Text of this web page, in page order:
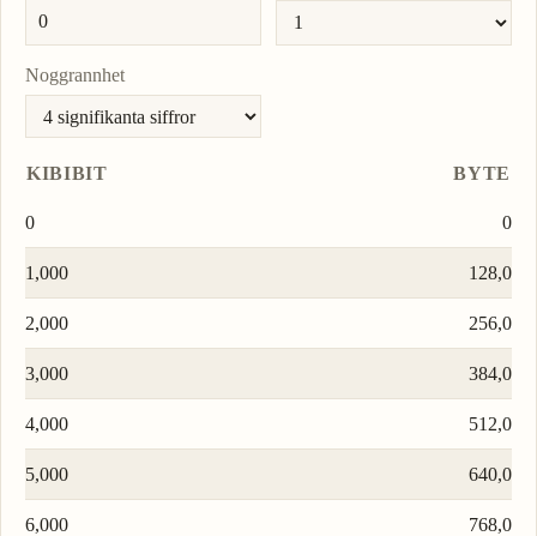
Noggrannhet
KIBIBIT BYTE
0 0
1,000 128,0
2,000 256,0
3,000 384,0
4,000 512,0
5,000 640,0
6,000 768,0